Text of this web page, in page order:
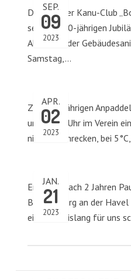
SEP.
09
2023
Der Berliner Kanu-Club
seinem 100-jährigen
Abschnitt der
Samstag,…
APR.
02
2023
Zum diesjährigen
um 10.00 Uhr im Verein
nicht abschrecken, bei
JAN.
21
2023
Endlich… nach 2 Jahren
Brandenburg an der
einer der bislang für uns